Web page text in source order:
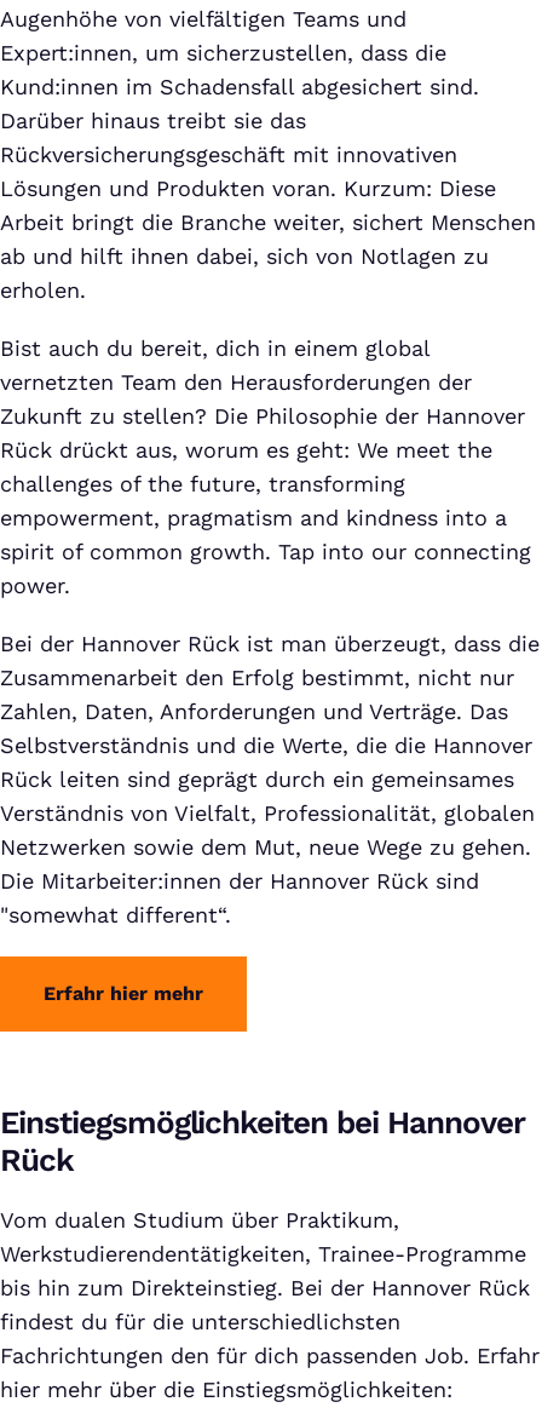
Augenhöhe von vielfältigen Teams und
Expert:innen, um sicherzustellen, dass die
Kund:innen im Schadensfall abgesichert sind.
Darüber hinaus treibt sie das
Rückversicherungsgeschäft mit innovativen
Lösungen und Produkten voran. Kurzum: Diese
Arbeit bringt die Branche weiter, sichert Menschen
ab und hilft ihnen dabei, sich von Notlagen zu
erholen.
Bist auch du bereit, dich in einem global
vernetzten Team den Herausforderungen der
Zukunft zu stellen? Die Philosophie der Hannover
Rück drückt aus, worum es geht: We meet the
challenges of the future, transforming
empowerment, pragmatism and kindness into a
spirit of common growth. Tap into our connecting
power.
Bei der Hannover Rück ist man überzeugt, dass die
Zusammenarbeit den Erfolg bestimmt, nicht nur
Zahlen, Daten, Anforderungen und Verträge. Das
Selbstverständnis und die Werte, die die Hannover
Rück leiten sind geprägt durch ein gemeinsames
Verständnis von Vielfalt, Professionalität, globalen
Netzwerken sowie dem Mut, neue Wege zu gehen.
Die Mitarbeiter:innen der Hannover Rück sind
"somewhat different“.
Erfahr hier mehr
Einstiegsmöglichkeiten bei Hannover
Rück
Vom dualen Studium über Praktikum,
Werkstudierendentätigkeiten, Trainee-Programme
bis hin zum Direkteinstieg. Bei der Hannover Rück
findest du für die unterschiedlichsten
Fachrichtungen den für dich passenden Job. Erfahr
hier mehr über die Einstiegsmöglichkeiten: